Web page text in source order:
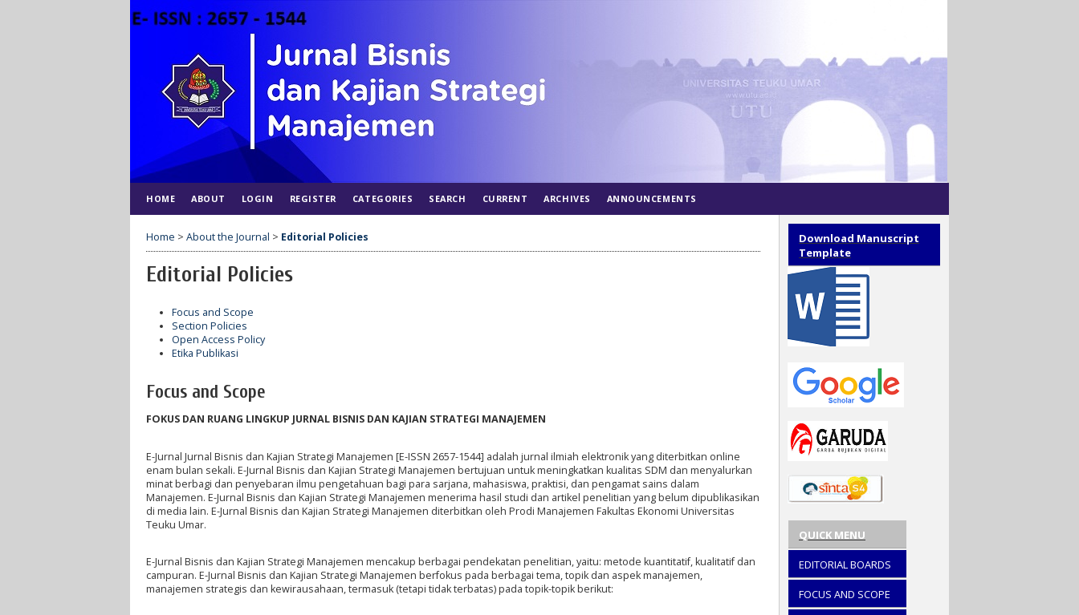
Download Manuscript
Template
QUICK MENU
EDITORIAL BOARDS
FOCUS AND SCOPE
HOME ABOUT LOGIN REGISTER CATEGORIES SEARCH CURRENT ARCHIVES ANNOUNCEMENTS
Home > About the Journal > Editorial Policies
Editorial Policies
Focus and Scope
Section Policies
Open Access Policy
Etika Publikasi
Focus and Scope
FOKUS DAN RUANG LINGKUP JURNAL BISNIS DAN KAJIAN STRATEGI MANAJEMEN
E-Jurnal Jurnal Bisnis dan Kajian Strategi Manajemen [E-ISSN 2657-1544] adalah jurnal ilmiah elektronik yang diterbitkan online
enam bulan sekali. E-Jurnal Bisnis dan Kajian Strategi Manajemen bertujuan untuk meningkatkan kualitas SDM dan menyalurkan
minat berbagi dan penyebaran ilmu pengetahuan bagi para sarjana, mahasiswa, praktisi, dan pengamat sains dalam
Manajemen. E-Jurnal Bisnis dan Kajian Strategi Manajemen menerima hasil studi dan artikel penelitian yang belum dipublikasikan
di media lain. E-Jurnal Bisnis dan Kajian Strategi Manajemen diterbitkan oleh Prodi Manajemen Fakultas Ekonomi Universitas
Teuku Umar.
E-Jurnal Bisnis dan Kajian Strategi Manajemen mencakup berbagai pendekatan penelitian, yaitu: metode kuantitatif, kualitatif dan
campuran. E-Jurnal Bisnis dan Kajian Strategi Manajemen berfokus pada berbagai tema, topik dan aspek manajemen,
manajemen strategis dan kewirausahaan, termasuk (tetapi tidak terbatas) pada topik-topik berikut: